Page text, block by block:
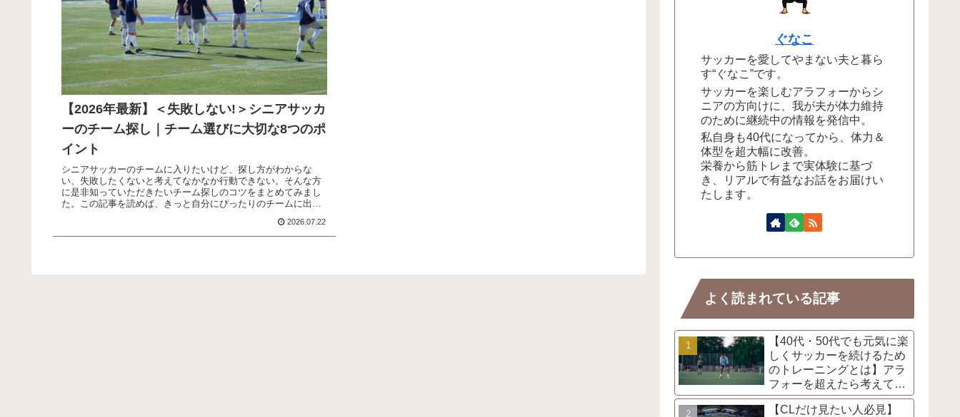
【2026年最新】＜失敗しない!＞シニアサッカ
ーのチーム探し｜チーム選びに大切な8つのポ
イント
シニアサッカーのチームに入りたいけど、探し方がわからな
い、失敗したくないと考えてなかなか行動できない。そんな方
に是非知っていただきたいチーム探しのコツをまとめてみまし
た。この記事を読めば、きっと自分にぴったりのチームに出ま
2026.07.22
ぐなこ
サッカーを愛してやまない夫と暮ら
す“ぐなこ”です。
サッカーを楽しむアラフォーからシ
ニアの方向けに、我が夫が体力維持
のために継続中の情報を発信中。
私自身も40代になってから、体力＆
体型を超大幅に改善。
栄養から筋トレまで実体験に基づ
き、リアルで有益なお話をお届けい
たします。
よく読まれている記事
【40代・50代でも元気に楽
しくサッカーを続けるため
のトレーニングとは】アラ
フォーを超えたら考えてお
きたい事
【CLだけ見たい人必見】